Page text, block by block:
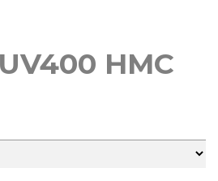
HMC